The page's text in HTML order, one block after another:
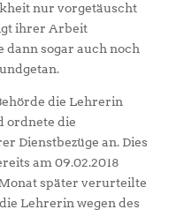
nur vorgetäuscht
ihrer Arbeit
dann sogar auch noch
die Lehrerin
ordnete die
Dienstbezüge an. Dies
am 09.02.2018
Monat später verurteilte
Lehrerin wegen des